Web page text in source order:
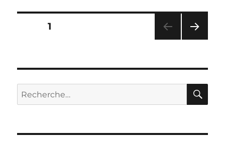
Pagination
publications
PAGE1
ANT
E
Recherche
pour :